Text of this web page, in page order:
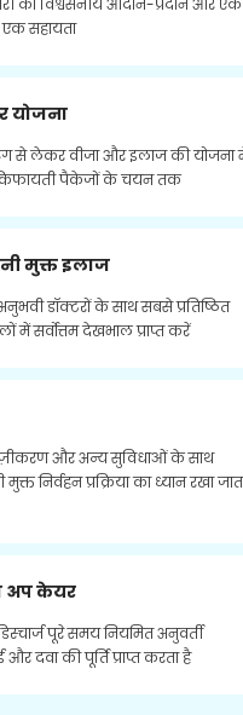
का विश्वसनीय आदान-प्रदान और एक
सहायता
योजना
से लेकर वीजा और इलाज की योजना
पैकेजों के चयन तक
मुक्त इलाज
डॉक्टरों के साथ सबसे प्रतिष्ठित
में सर्वोत्तम देखभाल प्राप्त करें
और अन्य सुविधाओं के साथ
मुक्त निर्वहन प्रक्रिया का ध्यान रखा
अप केयर
पूरे समय नियमित अनुवर्ती
और दवा की पूर्ति प्राप्त करता है